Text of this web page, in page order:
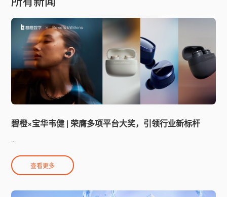
碧橙×宝华韦健 | 荣膺多项平台大奖，引领行业新标杆
...
查看更多